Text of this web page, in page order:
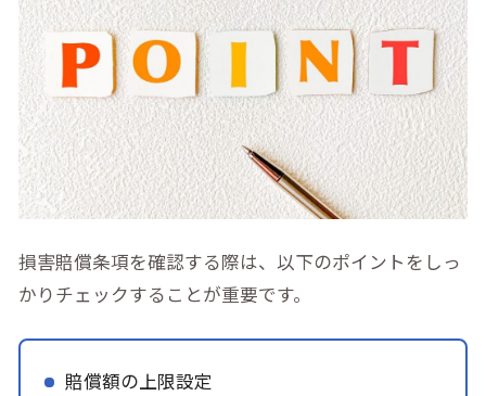
損害賠償条項を確認する際は、以下のポイントをしっ
かりチェックすることが重要です。
賠償額の上限設定